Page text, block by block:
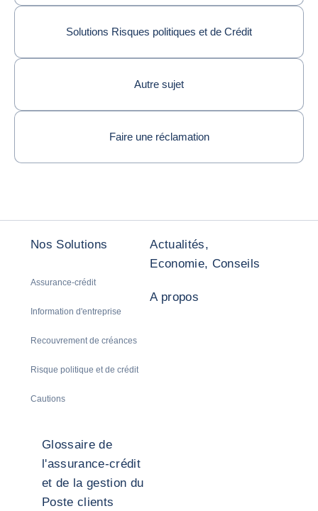
Solutions Risques politiques et de Crédit
Autre sujet
Faire une réclamation
Nos Solutions
Assurance-crédit
Information d'entreprise
Recouvrement de créances
Risque politique et de crédit
Cautions
Actualités,
Economie, Conseils
A propos
Glossaire de
l'assurance-crédit
et de la gestion du
Poste clients